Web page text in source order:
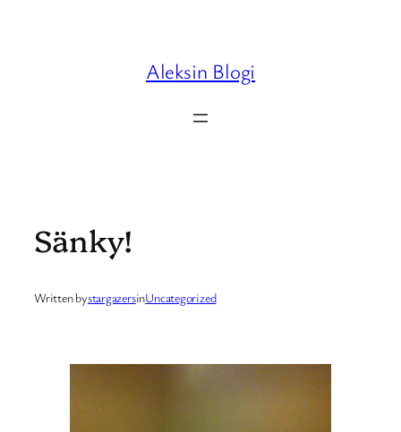
Aleksin Blogi
Sänky!
Written bystargazersinUncategorized